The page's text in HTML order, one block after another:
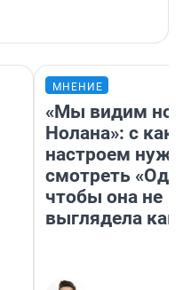
МНЕНИЕ
«Мы видим
Нолана»: с
настроем
смотреть
чтобы она не
выглядела как